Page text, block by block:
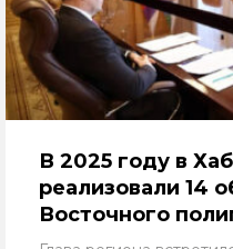
В 2025 году в
реализовали 14
Восточного